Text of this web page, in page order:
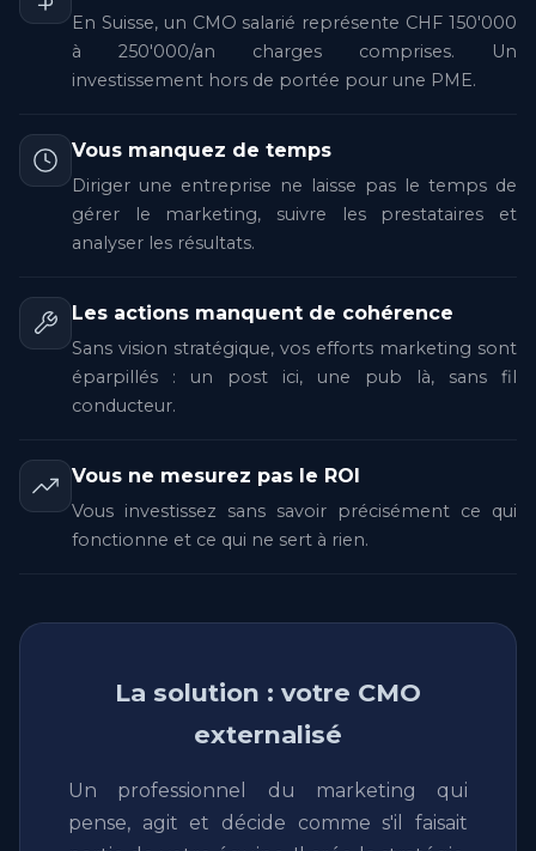
En Suisse, un CMO salarié représente CHF 150'000
à 250'000/an charges comprises. Un
investissement hors de portée pour une PME.
Vous manquez de temps
Diriger une entreprise ne laisse pas le temps de
gérer le marketing, suivre les prestataires et
analyser les résultats.
Les actions manquent de cohérence
Sans vision stratégique, vos efforts marketing sont
éparpillés : un post ici, une pub là, sans fil
conducteur.
Vous ne mesurez pas le ROI
Vous investissez sans savoir précisément ce qui
fonctionne et ce qui ne sert à rien.
La solution : votre CMO
externalisé
Un professionnel du marketing qui
pense, agit et décide comme s'il faisait